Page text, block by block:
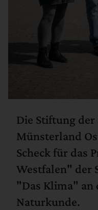
Die Stiftung der
Münsterland
Scheck für das
Westfalen" der
"Das Klima" an
Naturkunde.